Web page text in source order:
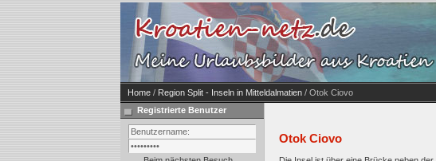
Home / Region Split - Inseln in Mitteldalmatien / Otok Ciovo
Registrierte Benutzer
Otok Ciovo